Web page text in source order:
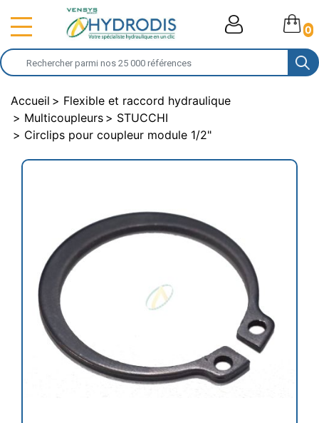
0
Accueil
Flexible et raccord hydraulique
Multicoupleurs
STUCCHI
Circlips pour coupleur module 1/2"